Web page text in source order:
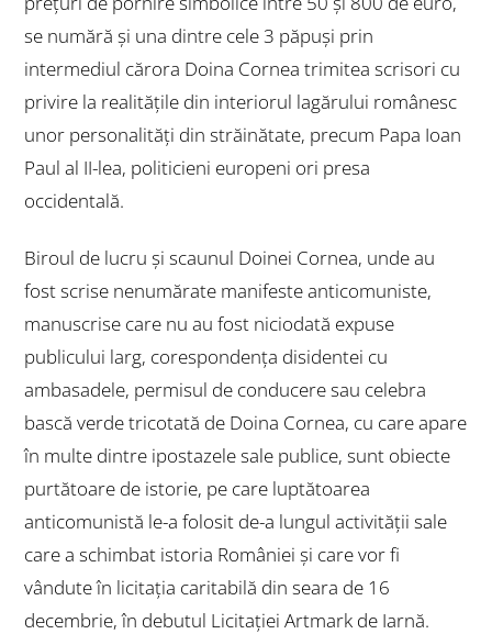
se numără și una dintre cele3 păpuși prin
intermediul cărora Doina Cornea trimitea scrisori cu
privire la realitățile din interiorul lagărului românesc
unor personalități din străinătate, precum Papa Ioan
Paul al II-lea, politicieni europeni ori presa
occidentală.
Biroul de lucru șiscaunul Doinei Cornea, unde au
fost scrise nenumărate manifeste anticomuniste,
manuscrise care nu au fost niciodată expuse
publicului larg, corespondența disidentei cu
ambasadele, permisul de conduceresau celebra
bască verde tricotată de Doina Cornea, cu care apare
în multe dintre ipostazele sale publice, sunt obiecte
purtătoare de istorie, pe care luptătoarea
anticomunistă le-a folosit de-a lungul activității sale
care a schimbat istoria României și care vor fi
vândute în licitația caritabilă din seara de 16
decembrie, în debutul Licitației Artmark de Iarnă.